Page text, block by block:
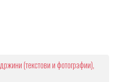
(текстови и фотографии),